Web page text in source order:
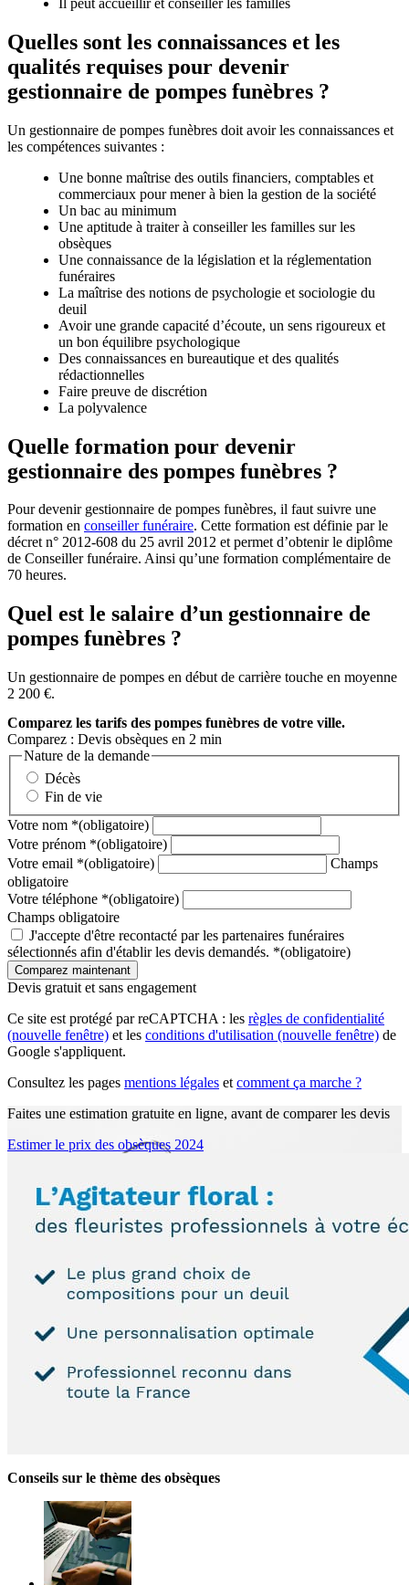
Quelles sont les connaissances et les
qualités requises pour devenir
gestionnaire de pompes funèbres ?
Un gestionnaire de pompes funèbres doit avoir les connaissances et
les compétences suivantes :
Une bonne maîtrise des outils financiers, comptables et
commerciaux pour mener à bien la gestion de la société
Un bac au minimum
Une aptitude à traiter à conseiller les familles sur les
obsèques
Une connaissance de la législation et la réglementation
funéraires
La maîtrise des notions de psychologie et sociologie du
deuil
Avoir une grande capacité d’écoute, un sens rigoureux et
un bon équilibre psychologique
Des connaissances en bureautique et des qualités
rédactionnelles
Faire preuve de discrétion
La polyvalence
Quelle formation pour devenir
gestionnaire des pompes funèbres ?
Pour devenir gestionnaire de pompes funèbres, il faut suivre une
formation en conseiller funéraire. Cette formation est définie par le
décret n° 2012-608 du 25 avril 2012 et permet d’obtenir le diplôme
de Conseiller funéraire. Ainsi qu’une formation complémentaire de
70 heures.
Quel est le salaire d’un gestionnaire de
pompes funèbres ?
Un gestionnaire de pompes en début de carrière touche en moyenne
2 200 €.
Comparez les tarifs des pompes funèbres de votre ville.
Comparez : Devis obsèques en 2 min
Nature de la demande
Décès
Fin de vie
Votre nom *(obligatoire)
Votre prénom *(obligatoire)
Votre email *(obligatoire)
Champs
obligatoire
Votre téléphone *(obligatoire)
Champs obligatoire
J'accepte d'être recontacté par les partenaires funéraires
sélectionnés afin d'établir les devis demandés. *(obligatoire)
Devis gratuit et sans engagement
Ce site est protégé par reCAPTCHA : les règles de confidentialité
(nouvelle fenêtre) et les conditions d'utilisation (nouvelle fenêtre) de
Google s'appliquent.
Consultez les pages mentions légales et comment ça marche ?
Faites une estimation gratuite en ligne, avant de comparer les devis
Estimer le prix des obsèques 2024
Conseils sur le thème des obsèques